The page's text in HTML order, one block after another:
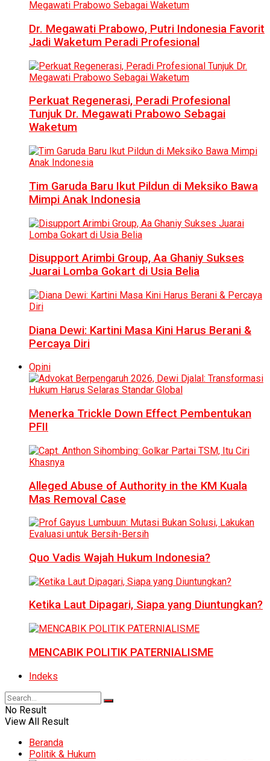
Dr. Megawati Prabowo, Putri Indonesia Favorit
Jadi Waketum Peradi Profesional
Perkuat Regenerasi, Peradi Profesional
Tunjuk Dr. Megawati Prabowo Sebagai
Waketum
Tim Garuda Baru Ikut Pildun di Meksiko Bawa
Mimpi Anak Indonesia
Disupport Arimbi Group, Aa Ghaniy Sukses
Juarai Lomba Gokart di Usia Belia
Diana Dewi: Kartini Masa Kini Harus Berani &
Percaya Diri
Opini
Menerka Trickle Down Effect Pembentukan
PFII
Alleged Abuse of Authority in the KM Kuala
Mas Removal Case
Quo Vadis Wajah Hukum Indonesia?
Ketika Laut Dipagari, Siapa yang Diuntungkan?
MENCABIK POLITIK PATERNIALISME
Indeks
No Result
View All Result
Beranda
Politik & Hukum